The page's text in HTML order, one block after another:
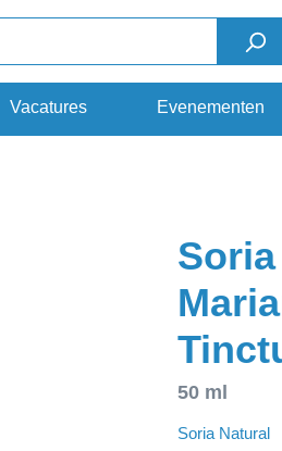
Vacatures Evenementen
50 ml
Soria Natural